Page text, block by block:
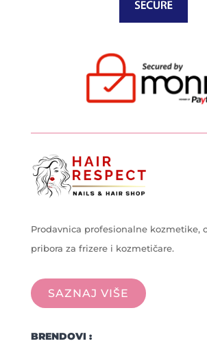
Prodavnica profesionalne kozmetike,
pribora za frizere i kozmetičare.
SAZNAJ VIŠE
BRENDOVI :